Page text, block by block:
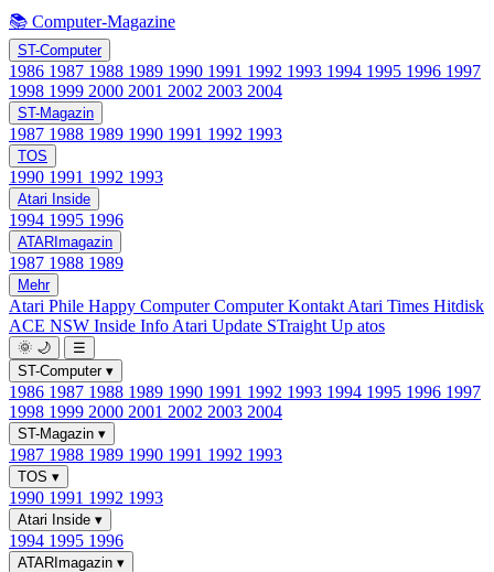
📚 Computer-Magazine
ST-Computer
1986 1987 1988 1989 1990 1991 1992 1993 1994 1995 1996 1997
1998 1999 2000 2001 2002 2003 2004
ST-Magazin
1987 1988 1989 1990 1991 1992 1993
TOS
1990 1991 1992 1993
Atari Inside
1994 1995 1996
ATARImagazin
1987 1988 1989
Mehr
Atari Phile Happy ComputerComputer Kontakt Atari Times Hitdisk
ACE NSW Inside Info Atari Update STraight Up atos
🌞 🌙
☰
ST-Computer ▾
1986 1987 1988 1989 1990 1991 1992 1993 1994 1995 1996 1997
1998 1999 2000 2001 2002 2003 2004
ST-Magazin ▾
1987 1988 1989 1990 1991 1992 1993
TOS ▾
1990 1991 1992 1993
Atari Inside ▾
1994 1995 1996
ATARImagazin ▾